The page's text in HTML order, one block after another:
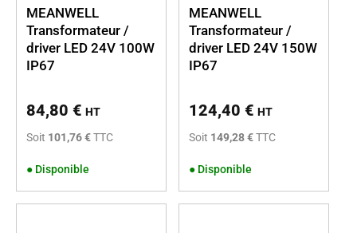
MEANWELL
Transformateur /
driver LED 24V 100W
IP67
84,80 € HT
Soit 101,76 €TTC
● Disponible
MEANWELL
Transformateur /
driver LED 24V 150W
IP67
124,40 € HT
Soit 149,28 €TTC
● Disponible